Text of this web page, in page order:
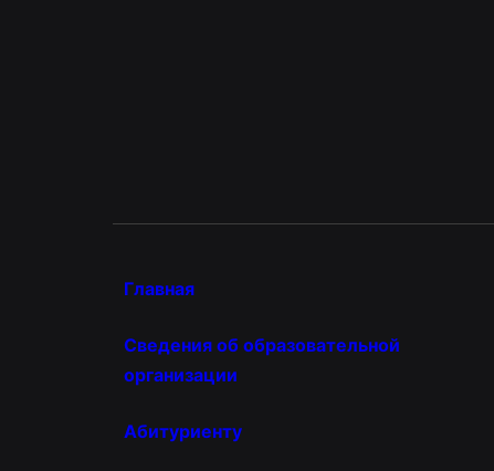
Главная
Сведения об образовательной
организации
Абитуриенту